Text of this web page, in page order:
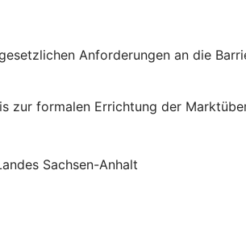
Anforderungen an die
zur formalen Errichtung der
Sachsen-Anhalt